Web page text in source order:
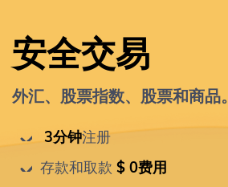
安全交易
外汇、股票指数、股票和商品。
3分钟注册
存款和取款 $ 0费用